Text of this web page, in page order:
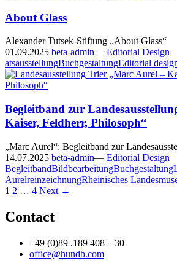
About Glass
Alexander Tutsek-Stiftung „About Glass“
01.09.2025 beta-admin— Editorial Design
atsausstellungBuchgestaltungEditorial
Begleitband zur
Kaiser, Feldherr, Philosoph“
„Marc Aurel“: Begleitband zur
14.07.2025 beta-admin— Editorial Design
BegleitbandBildbearbeitungBuchgestaltung
AurelreinzeichnungRheinisches
Posts
1 2 … 4 Next →
Contact
+49 (0)89 .189 408 – 30
office@hundb.com